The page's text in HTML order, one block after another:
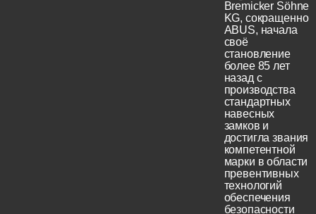
Bremicker Söhne
KG, сокращенно
ABUS, начала
своё
становление
более 85 лет
назад с
производства
стандартных
навесных
замков и
достигла звания
компетентной
марки в области
превентивных
технологий
обеспечения
безопасности